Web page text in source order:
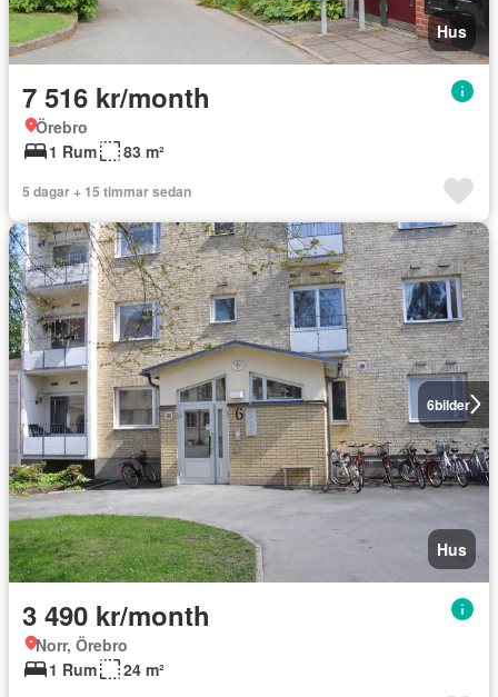
Hus
7 516 kr/month
Örebro
1 Rum
83 m²
5 dagar + 15 timmar sedan
6bilder
Hus
3 490 kr/month
Norr, Örebro
1 Rum
24 m²